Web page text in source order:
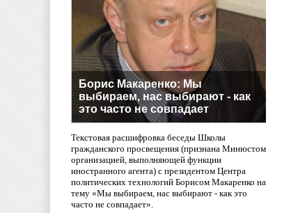
Борис Макаренко: Мы
выбираем, нас выбирают - как
это часто не совпадает
Текстовая расшифровка беседы Школы
гражданского просвещения (признана Минюстом
организацией, выполняющей функции
иностранного агента) с президентом Центра
политических технологий Борисом Макаренко на
тему «Мы выбираем, нас выбирают - как это
часто не совпадает».